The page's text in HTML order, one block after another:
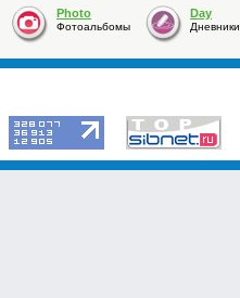
Photo
Фотоальбомы
Day
Дневники